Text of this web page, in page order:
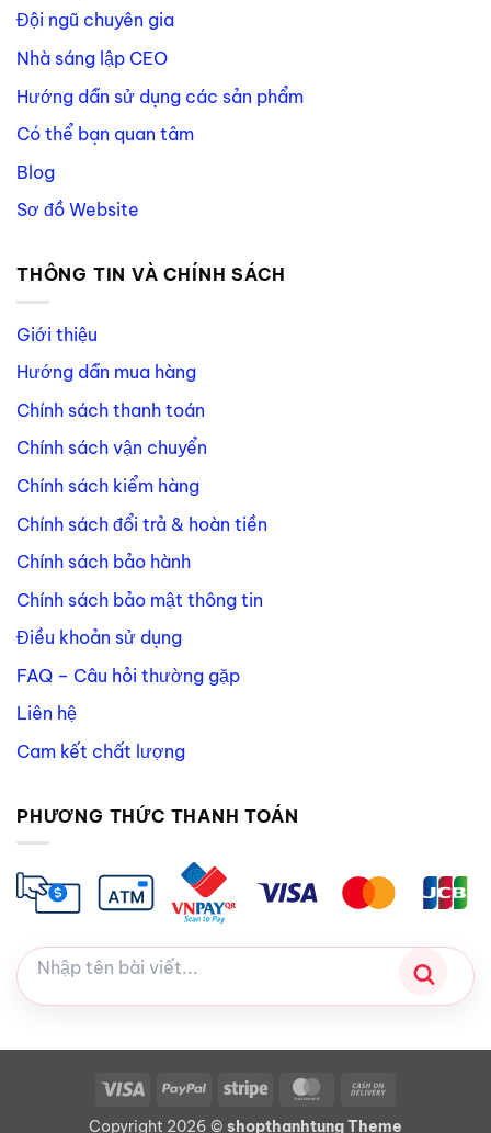
Đội ngũ chuyên gia
Nhà sáng lập CEO
Hướng dẫn sử dụng các sản phẩm
Có thể bạn quan tâm
Blog
Sơ đồ Website
THÔNG TIN VÀ CHÍNH SÁCH
Giới thiệu
Hướng dẫn mua hàng
Chính sách thanh toán
Chính sách vận chuyển
Chính sách kiểm hàng
Chính sách đổi trả & hoàn tiền
Chính sách bảo hành
Chính sách bảo mật thông tin
Điều khoản sử dụng
FAQ – Câu hỏi thường gặp
Liên hệ
Cam kết chất lượng
PHƯƠNG THỨC THANH TOÁN
Visa PayPal Stripe MasterCard
Copyright 2026 © shopthanhtung Theme